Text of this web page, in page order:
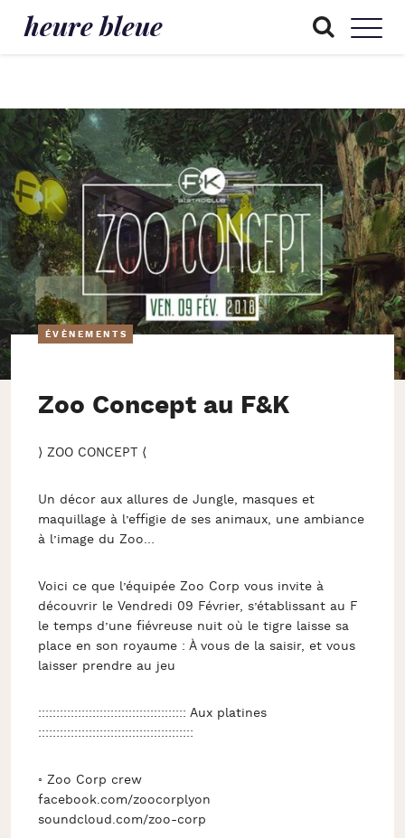
heure bleue
ÉVÈNEMENTS
Zoo Concept au F&K
⟩ ZOO CONCEPT ⟨
Un décor aux allures de Jungle, masques et
maquillage à l’effigie de ses animaux, une ambiance
à l’image du Zoo…
Voici ce que l’équipée Zoo Corp vous invite à
découvrir le Vendredi 09 Février, s’établissant au F
le temps d’une fiévreuse nuit où le tigre laisse sa
place en son royaume : À vous de la saisir, et vous
laisser prendre au jeu
::::::::::::::::::::::::::::::::::::::::: Aux platines
:::::::::::::::::::::::::::::::::::::::::::
◦ Zoo Corp crew
facebook.com/zoocorplyon
soundcloud.com/zoo-corp